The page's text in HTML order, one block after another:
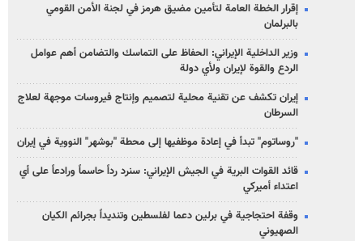
إقرار الخطة العامة لتأمين مضيق هرمز في لجنة الأمن القومي
بالبرلمان
وزير الداخلية الإيراني: الحفاظ على التماسك والتضامن أهم عوامل
الردع والقوة لإيران ولأي دولة
إيران تكشف عن تقنية محلية لتصميم وإنتاج فيروسات موجهة لعلاج
السرطان
"روساتوم" تبدأ في إعادة موظفيها إلى محطة "بوشهر" النووية في إيران
قائد القوات البرية في الجيش الإيراني: سنرد رداً حاسماً ورادعاً على أي
اعتداء أميركي
وقفة احتجاجية في برلين دعما لفلسطين وتنديداً بجرائم الكيان
الصهیوني